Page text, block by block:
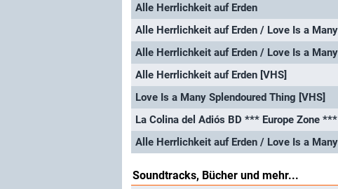
Alle Herrlichkeit auf Erden
Alle Herrlichkeit auf Erden [VHS]
Love Is a Many Splendoured Thing [VHS]
La Colina del Adiós BD *** Europe Zone ***
Soundtracks, Bücher und mehr...